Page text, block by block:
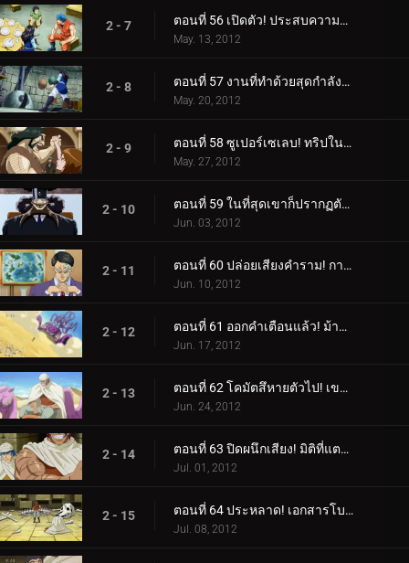
2 - 7 ตอนที่ 56 เปิดตัว! ประสบความสำเร็จในฐานะรุ่นที่สองและ Melk Stardust!
May. 13, 2012
2 - 8 ตอนที่ 57 งานที่ทำด้วยสุดกำลังของเธอ! มีดเมลค์ที่เสร็จสมบูรณ์!
May. 20, 2012
2 - 9 ตอนที่ 58 ซูเปอร์เซเลบ! ทริปในฝันกับ Gourmet Coach!
May. 27, 2012
2 - 10 ตอนที่ 59 ในที่สุดเขาก็ปรากฏตัวขึ้น! สี่กษัตริย์สวรรค์องค์สุดท้าย ม้าลาย!
Jun. 03, 2012
2 - 11 ตอนที่ 60 ปล่อยเสียงคำราม! การปล่อยตัวม้าลายอาญาประณาม!
Jun. 10, 2012
2 - 12 ตอนที่ 61 ออกคำเตือนแล้ว! ม้าลายแลนด์บนสวนทราย!
Jun. 17, 2012
2 - 13 ตอนที่ 62 โคมัตสึหายตัวไป! เขาวงกตทะเลทรายปีศาจ!
Jun. 24, 2012
2 - 14 ตอนที่ 63 ปิดผนึกเสียง! มิติที่แตกต่างของกูร์เมต์พีระมิด!
Jul. 01, 2012
2 - 15 ตอนที่ 64 ประหลาด! เอกสารโบราณลึกลับและสิ่งมีชีวิตในโลงศพ!
Jul. 08, 2012